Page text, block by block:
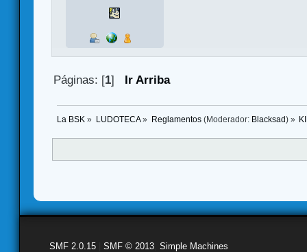
Páginas: [1] Ir Arriba
La BSK » LUDOTECA» Reglamentos(Moderador: Blacksad ) »
SMF 2.0.15 SMF © 2013 Simple Machines